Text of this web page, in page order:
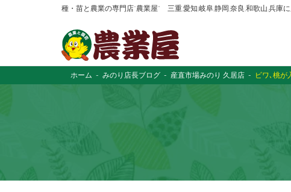
種・苗と農業の専門店“農業屋” 三重,愛知,岐阜,静岡,奈良,和歌山,兵庫
ホーム みのり店長ブログ 産直市場みのり 久居店 ビワ､桃が